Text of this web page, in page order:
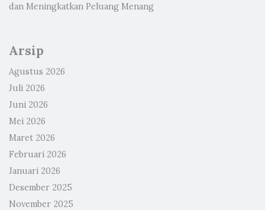
dan Meningkatkan Peluang Menang
Arsip
Agustus 2026
Juli 2026
Juni 2026
Mei 2026
Maret 2026
Februari 2026
Januari 2026
Desember 2025
November 2025